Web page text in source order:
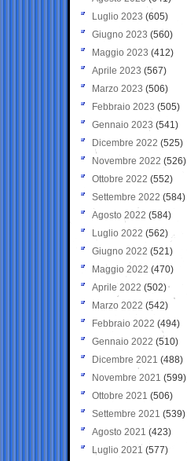
Luglio 2023 (605)
Giugno 2023 (560)
Maggio 2023 (412)
Aprile 2023 (567)
Marzo 2023 (506)
Febbraio 2023 (505)
Gennaio 2023 (541)
Dicembre 2022 (525)
Novembre 2022 (526)
Ottobre 2022 (552)
Settembre 2022 (584)
Agosto 2022 (584)
Luglio 2022 (562)
Giugno 2022 (521)
Maggio 2022 (470)
Aprile 2022 (502)
Marzo 2022 (542)
Febbraio 2022 (494)
Gennaio 2022 (510)
Dicembre 2021 (488)
Novembre 2021 (599)
Ottobre 2021 (506)
Settembre 2021 (539)
Agosto 2021 (423)
Luglio 2021 (577)